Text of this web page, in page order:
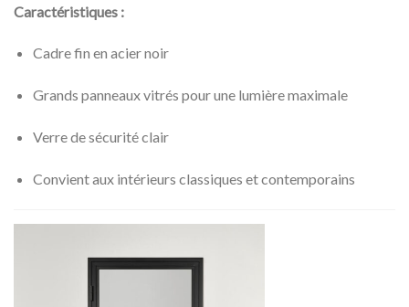
Caractéristiques :
Cadre fin en acier noir
Grands panneaux vitrés pour une lumière maximale
Verre de sécurité clair
Convient aux intérieurs classiques et contemporains